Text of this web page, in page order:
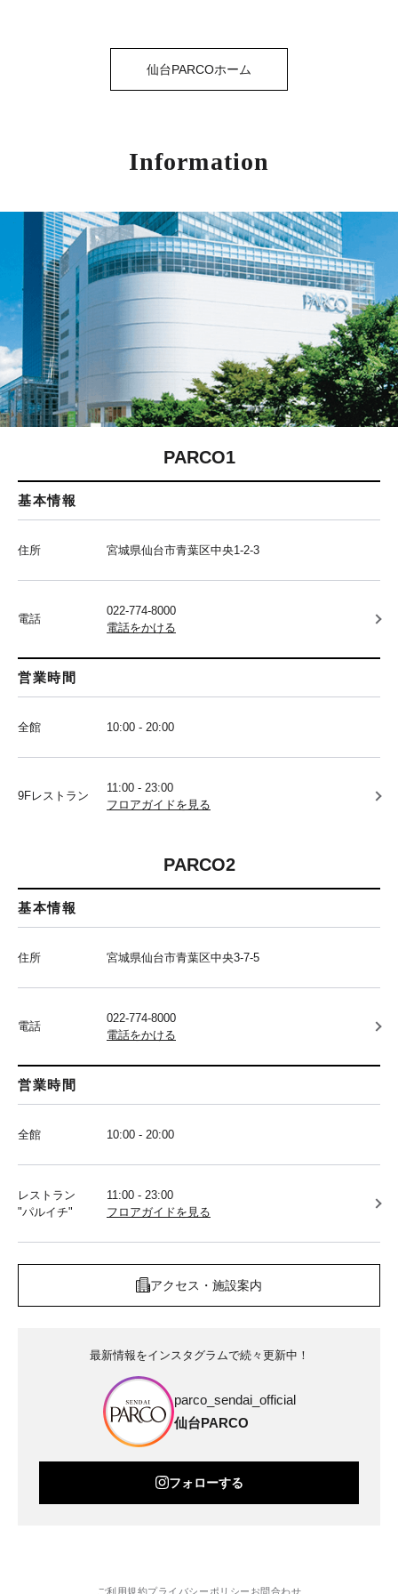
仙台PARCOホーム
Information
PARCO1
基本情報
住所 宮城県仙台市青葉区中央1-2-3
電話
022-774-8000
電話をかける
営業時間
全館 10:00 - 20:00
9Fレストラン
11:00 - 23:00
フロアガイドを見る
PARCO2
基本情報
住所 宮城県仙台市青葉区中央3-7-5
電話
022-774-8000
電話をかける
営業時間
全館 10:00 - 20:00
レストラン
"パルイチ"
11:00 - 23:00
フロアガイドを見る
アクセス・施設案内
最新情報をインスタグラムで続々更新中！
parco_sendai_official
仙台PARCO
フォローする
ご利用規約プライバシーポリシー お問合わせ